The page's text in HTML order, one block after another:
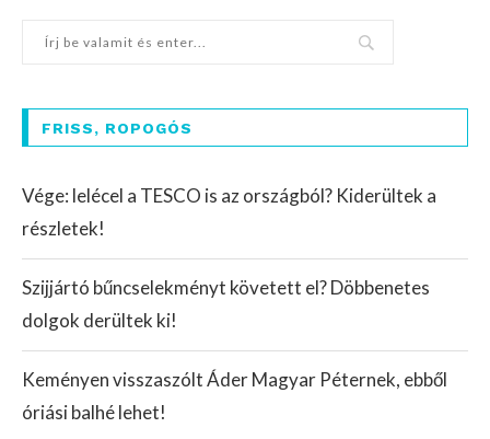
FRISS, ROPOGÓS
Vége: lelécel a TESCO is az országból? Kiderültek a
részletek!
Szijjártó bűncselekményt követett el? Döbbenetes
dolgok derültek ki!
Keményen visszaszólt Áder Magyar Péternek, ebből
óriási balhé lehet!